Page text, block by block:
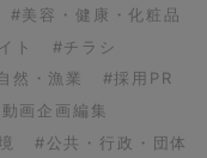
#美容・健康・化粧品
ト
#チラシ
然・漁業
#採用PR
画企画編集
#公共・行政・団体